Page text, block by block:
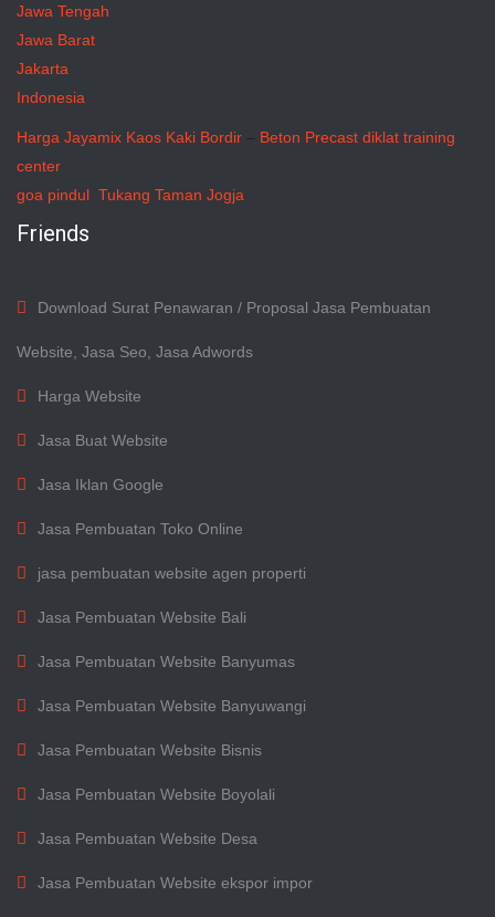
Jawa Tengah
Jawa Barat
Jakarta
Indonesia
Harga Jayamix Kaos Kaki Bordir – Beton Precast diklat training
center
goa pindul Tukang Taman Jogja
Friends
Download Surat Penawaran / Proposal Jasa Pembuatan
Website, Jasa Seo, Jasa Adwords
Harga Website
Jasa Buat Website
Jasa Iklan Google
Jasa Pembuatan Toko Online
jasa pembuatan website agen properti
Jasa Pembuatan Website Bali
Jasa Pembuatan Website Banyumas
Jasa Pembuatan Website Banyuwangi
Jasa Pembuatan Website Bisnis
Jasa Pembuatan Website Boyolali
Jasa Pembuatan Website Desa
Jasa Pembuatan Website ekspor impor